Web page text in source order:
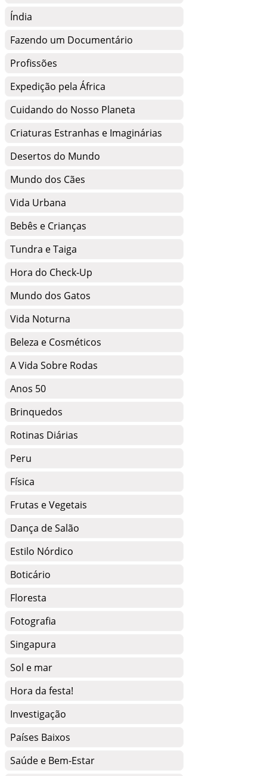
Índia
Fazendo um Documentário
Profissões
Expedição pela África
Cuidando do Nosso Planeta
Criaturas Estranhas e Imaginárias
Desertos do Mundo
Mundo dos Cães
Vida Urbana
Bebês e Crianças
Tundra e Taiga
Hora do Check-Up
Mundo dos Gatos
Vida Noturna
Beleza e Cosméticos
A Vida Sobre Rodas
Anos 50
Brinquedos
Rotinas Diárias
Peru
Física
Frutas e Vegetais
Dança de Salão
Estilo Nórdico
Boticário
Floresta
Fotografia
Singapura
Sol e mar
Hora da festa!
Investigação
Países Baixos
Saúde e Bem-Estar